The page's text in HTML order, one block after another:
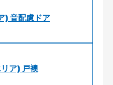
) 音配慮ドア
ア) 戸襖